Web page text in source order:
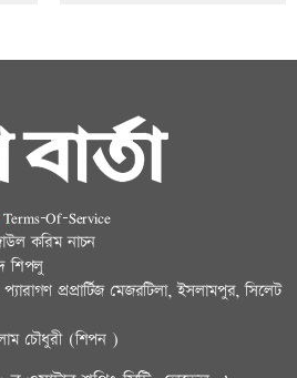
Terms-Of-Service
করিম নাচন
শিপলু
প্রপ্রার্টিজ মেজরটিলা, ইসলামপুর, সিলেট
চৌধুরী (শিপন )